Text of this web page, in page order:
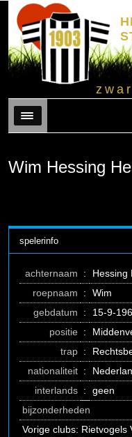
Menu
Wim Hessing
spelerinfo
achternaam :
Hessing
roepnaam
:
Wim
gebdatum
:
15-9-
positie :
trap :
nationaliteit :
interlands :
geen
bijzonderheden
Vorige clubs: Rietvogels